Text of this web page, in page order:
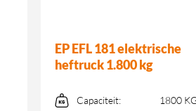
EP EFL 181 elektrische
heftruck 1.800 kg
Capaciteit:
1800